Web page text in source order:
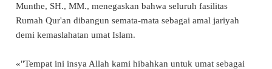
Munthe, SH., MM., menegaskan bahwa seluruh fasilitas
Rumah Qur'an dibangun semata-mata sebagai amal jariyah
demi kemaslahatan umat Islam.
«"Tempat ini insya Allah kami hibahkan untuk umat sebagai